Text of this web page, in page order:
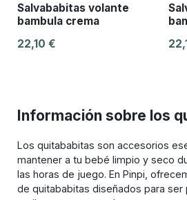
Salvababitas volante
bambula crema
22,10 €
Información sobre los
Los quitababitas son accesorios
mantener a tu bebé limpio y seco
las horas de juego. En Pinpi,
de quitababitas diseñados para